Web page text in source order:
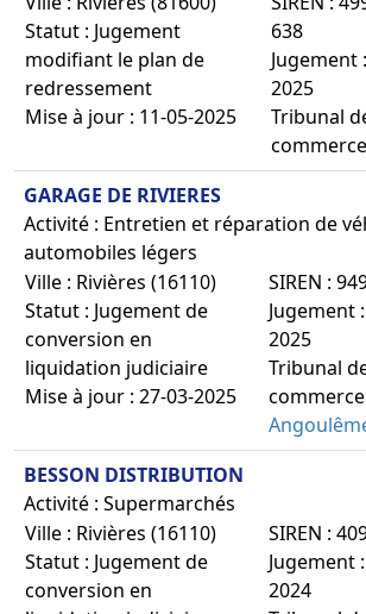
Statut : Jugement
modifiant le plan de
redressement
Mise à jour : 11-05-2025
638
Jugement
2025
Tribunal
GARAGE DE RIVIERES
Activité : Entretien et réparation de
automobiles légers
Ville : Rivières (16110)
Statut : Jugement de
conversion en
liquidation judiciaire
Mise à jour : 27-03-2025
SIREN :
Jugement
2025
Tribunal
BESSON DISTRIBUTION
Activité : Supermarchés
Ville : Rivières (16110)
Statut : Jugement de
conversion en
SIREN :
Jugement
2024